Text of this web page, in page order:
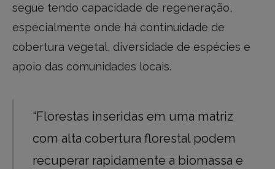
segue tendo capacidade de regeneração,
especialmente onde há continuidade de
cobertura vegetal, diversidade de espécies e
apoio das comunidades locais.
“Florestas inseridas em uma matriz
com alta cobertura florestal podem
recuperar rapidamente a biomassa e